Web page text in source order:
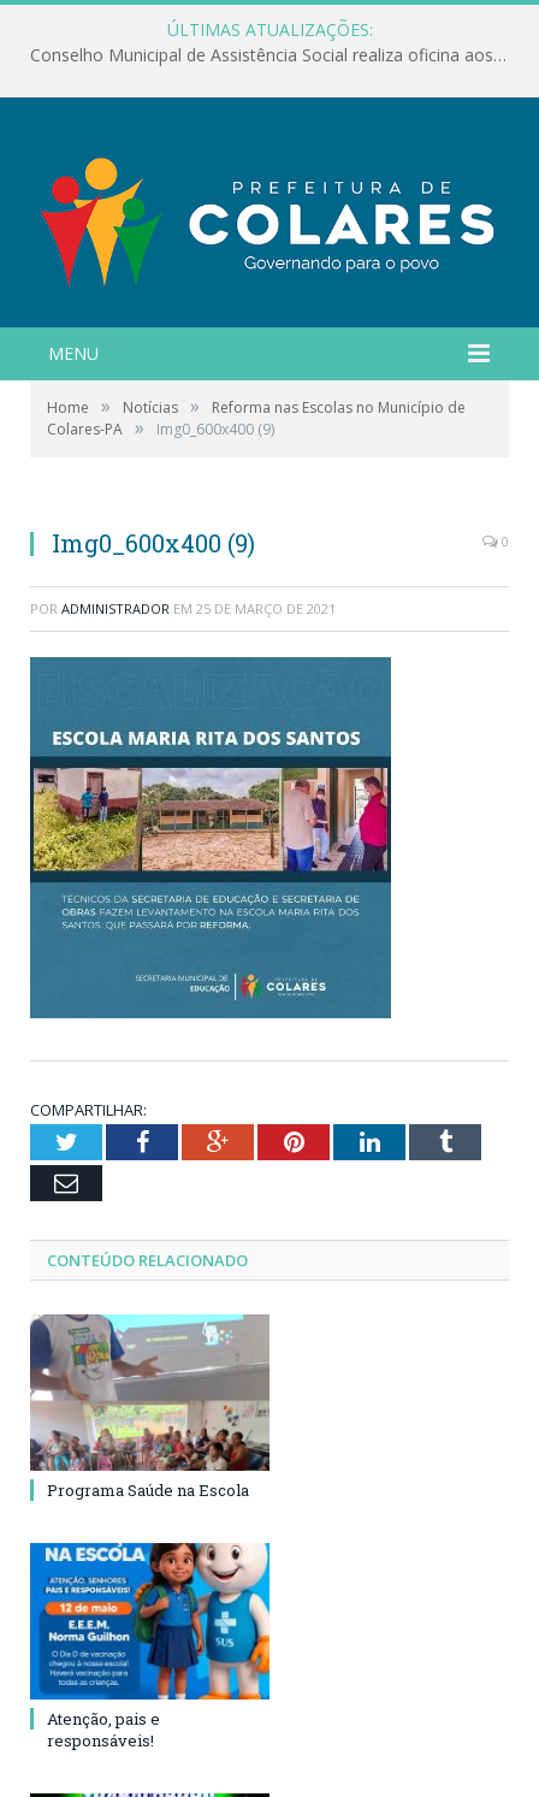
ÚLTIMAS ATUALIZAÇÕES:
Conselho Municipal de Assistência Social realiza oficina aos servidores
MENU
Home » Notícias »
Reforma nas Escolas no Município de
Colares-PA » Img0_600x400 (9)
Img0_600x400 (9) 0
POR ADMINISTRADOR EM 25 DE MARÇO DE 2021
COMPARTILHAR:
TwitterFacebookGoogle+PinterestLinkedInTumblr
Email
CONTEÚDO RELACIONADO
Programa Saúde na Escola
Atenção, pais e
responsáveis!